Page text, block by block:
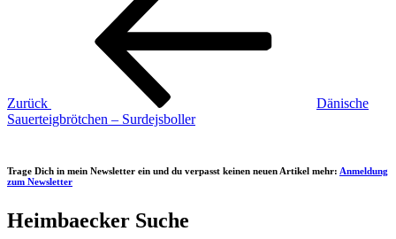
Zurück
Dänische
Sauerteigbrötchen – Surdejsboller
Trage Dich in mein Newsletter ein und du verpasst keinen neuen Artikel mehr: Anmeldung
zum Newsletter
Heimbaecker Suche